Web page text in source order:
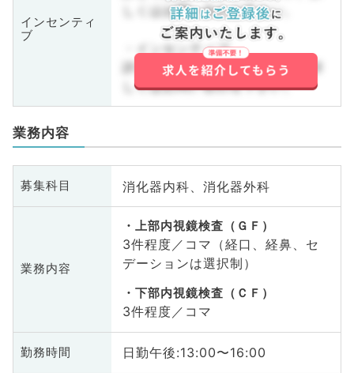
インセンティ
ブ
しくはお問い合わせ下さい。
・インセンティブ
詳しくはお問い合わせ下さい。詳
しくはお問い合わせ下さい。
業務内容
募集科目 消化器内科、消化器外科
業務内容
上部内視鏡検査（ＧＦ）
3件程度／コマ（経口、経鼻、セ
デーションは選択制）
下部内視鏡検査（ＣＦ）
3件程度／コマ
勤務時間 日勤午後:13:00〜16:00